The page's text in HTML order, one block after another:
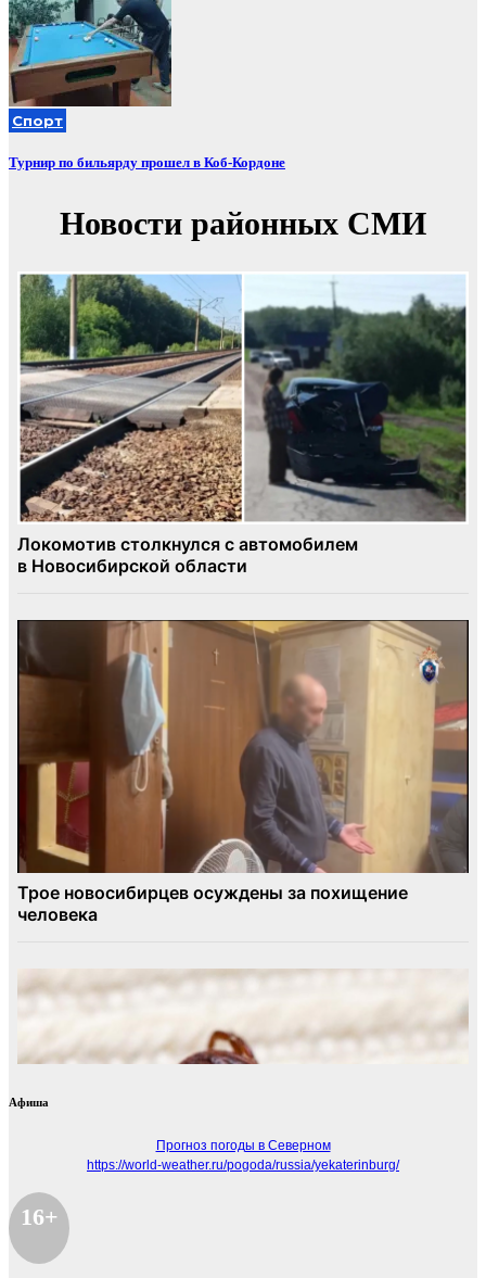
Спорт
Турнир по бильярду прошел в Коб-Кордоне
Афиша
Прогноз погоды в Северном
https://world-weather.ru/pogoda/russia/yekaterinburg/
16+